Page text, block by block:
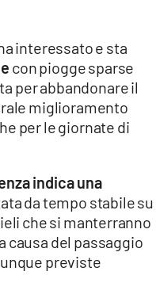
interessato e sta
con piogge sparse
per abbandonare il
miglioramento
per le giornate di
indica una
da tempo stabile su
che si manterranno
causa del passaggio
previste